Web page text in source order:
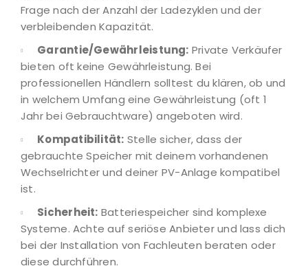
Frage nach der Anzahl der Ladezyklen und der
verbleibenden Kapazität.
Garantie/Gewährleistung: Private Verkäufer
bieten oft keine Gewährleistung. Bei
professionellen Händlern solltest du klären, ob und
in welchem Umfang eine Gewährleistung (oft 1
Jahr bei Gebrauchtware) angeboten wird.
Kompatibilität: Stelle sicher, dass der
gebrauchte Speicher mit deinem vorhandenen
Wechselrichter und deiner PV-Anlage kompatibel
ist.
Sicherheit: Batteriespeicher sind komplexe
Systeme. Achte auf seriöse Anbieter und lass dich
bei der Installation von Fachleuten beraten oder
diese durchführen.